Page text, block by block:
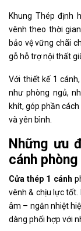
Khung Thép định
vênh theo thời
bảo vệ vững chãi
gỗ hỗ trợ nội thất
Với thiết kế 1
như phòng ngủ,
khít, góp phần
và yên bình.
Những ưu
cánh
Cửa thép 1 cánh
vênh & chịu lực tốt.
âm – ngăn nhiệt
dàng phối hợp với